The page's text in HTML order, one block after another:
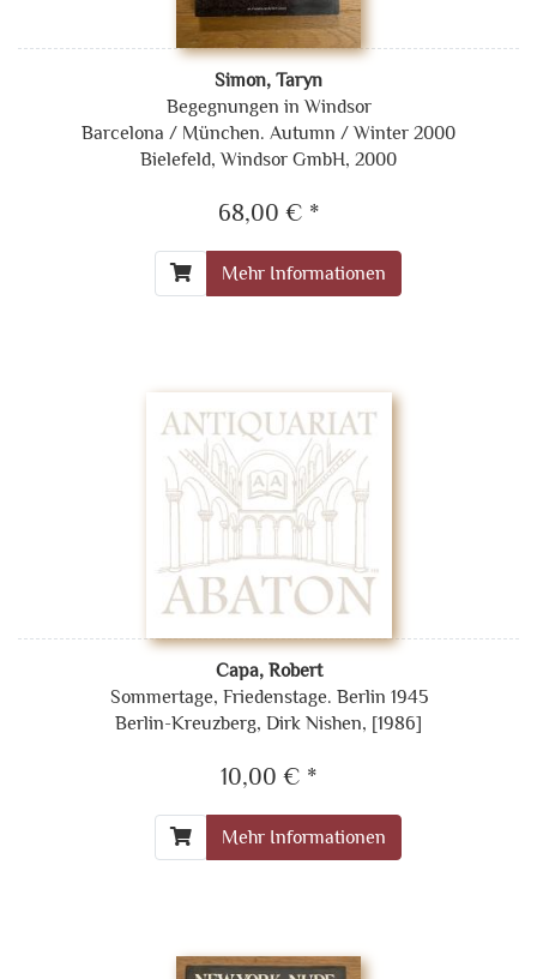
Simon, Taryn
Begegnungen in Windsor
Barcelona / München. Autumn / Winter 2000
Bielefeld, Windsor GmbH, 2000
68,00 € *
Mehr Informationen
Capa, Robert
Sommertage, Friedenstage. Berlin 1945
Berlin-Kreuzberg, Dirk Nishen, [1986]
10,00 € *
Mehr Informationen